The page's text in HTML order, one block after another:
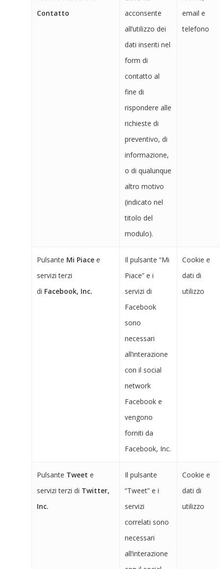
Contatto
acconsente
all’utilizzo dei
dati inseriti nel
form di
contatto al
fine di
rispondere alle
richieste di
preventivo, di
informazione,
o di qualunque
altro motivo
(indicato nel
titolo del
modulo).
email e
telefono
Pulsante Mi Piace e
servizi terzi
di Facebook, Inc.
Il pulsante “Mi
Piace” e i
servizi di
Facebook
sono
necessari
all’interazione
con il social
network
Facebook e
vengono
forniti da
Facebook, Inc.
Cookie e
dati di
utilizzo
Pulsante Tweet e
servizi terzi di Twitter,
Inc.
Il pulsante
“Tweet” e i
servizi
correlati sono
necessari
all’interazione
Cookie e
dati di
utilizzo